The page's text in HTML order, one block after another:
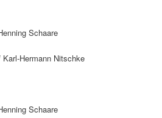
Schaare
Hermann Nitschke
Schaare